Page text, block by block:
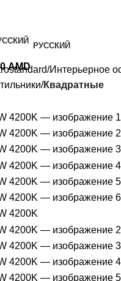
РУССКИЙ
AMD
Интерьерное
Квадратные